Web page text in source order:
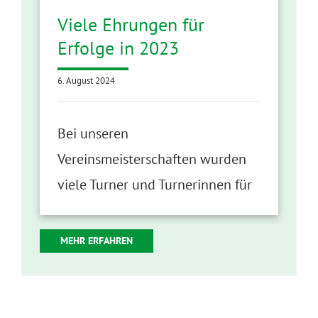
Viele Ehrungen für
Erfolge in 2023
6. August 2024
Bei unseren
Vereinsmeisterschaften wurden
viele Turner und Turnerinnen für
MEHR ERFAHREN